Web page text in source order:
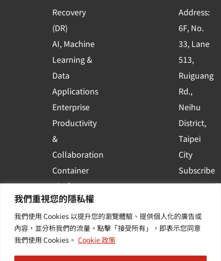
我們重視您的隱私權
我們使用 Cookies 以提升您的瀏覽體驗、提供個人化的廣告或
內容，並分析我們的流量。點擊「接受所有」，即表示您同意
我們使用 Cookies。 Cookie 政策
Recovery
(DR)
AI, Machine
Learning &
Data
Applications
Enterprise
Productivity
&
Collaboration
Container
Platform
Applications
Others /
Value-
-
s
q
u
a
r
e
Address:
6F, No.
33, Lane
513,
Ruiguang
Rd.,
Neihu
District,
Taipei
City
Subscribe
to WingWill
the latest
event and